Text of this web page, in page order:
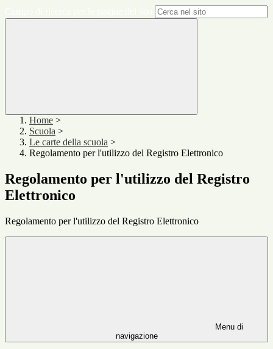
Home >
Scuola >
Le carte della scuola >
Regolamento per l'utilizzo del Registro Elettronico
Regolamento per l'utilizzo del Registro
Elettronico
Regolamento per l'utilizzo del Registro Elettronico
Menu di
navigazione